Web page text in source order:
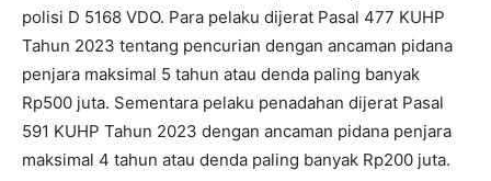
polisi D 5168 VDO. Para pelaku dijerat Pasal 477 KUHP
Tahun 2023 tentang pencurian dengan ancaman pidana
penjara maksimal 5 tahun atau denda paling banyak
Rp500 juta. Sementara pelaku penadahan dijerat Pasal
591 KUHP Tahun 2023 dengan ancaman pidana penjara
maksimal 4 tahun atau denda paling banyak Rp200 juta.